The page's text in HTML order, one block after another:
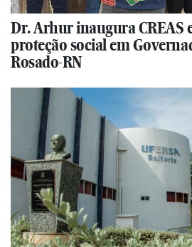
Dr. Arhur inaugura CREAS
proteção social em
Rosado-RN